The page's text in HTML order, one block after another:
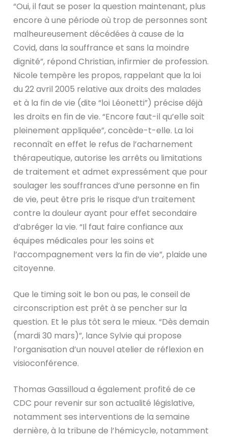
“Oui, il faut se poser la question maintenant, plus
encore à une période où trop de personnes sont
malheureusement décédées à cause de la
Covid, dans la souffrance et sans la moindre
dignité”, répond Christian, infirmier de profession.
Nicole tempère les propos, rappelant que la loi
du 22 avril 2005 relative aux droits des malades
et à la fin de vie (dite “loi Léonetti”) précise déjà
les droits en fin de vie. “Encore faut-il qu’elle soit
pleinement appliquée”, concède-t-elle. La loi
reconnaît en effet le refus de l’acharnement
thérapeutique, autorise les arrêts ou limitations
de traitement et admet expressément que pour
soulager les souffrances d’une personne en fin
de vie, peut être pris le risque d’un traitement
contre la douleur ayant pour effet secondaire
d’abréger la vie. “Il faut faire confiance aux
équipes médicales pour les soins et
l’accompagnement vers la fin de vie”, plaide une
citoyenne.
Que le timing soit le bon ou pas, le conseil de
circonscription est prêt à se pencher sur la
question. Et le plus tôt sera le mieux. “Dès demain
(mardi 30 mars)”, lance Sylvie qui propose
l’organisation d’un nouvel atelier de réflexion en
visioconférence.
Thomas Gassilloud a également profité de ce
CDC pour revenir sur son actualité législative,
notamment ses interventions de la semaine
dernière, à la tribune de l’hémicycle, notamment